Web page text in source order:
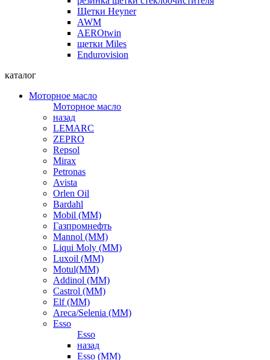
Щетки Heyner
AWM
AEROtwin
щетки Miles
Endurovision
каталог
Моторное масло
Моторное масло
назад
LEMARC
ZEPRO
Repsol
Mirax
Petronas
Avista
Orlen Oil
Bardahl
Mobil (ММ)
Газпромнефть
Mannol (ММ)
Liqui Moly (ММ)
Luxoil (ММ)
Motul(ММ)
Addinol (ММ)
Castrol (ММ)
Elf (ММ)
Areca/Selenia (ММ)
Esso
Esso
назад
Esso (ММ)